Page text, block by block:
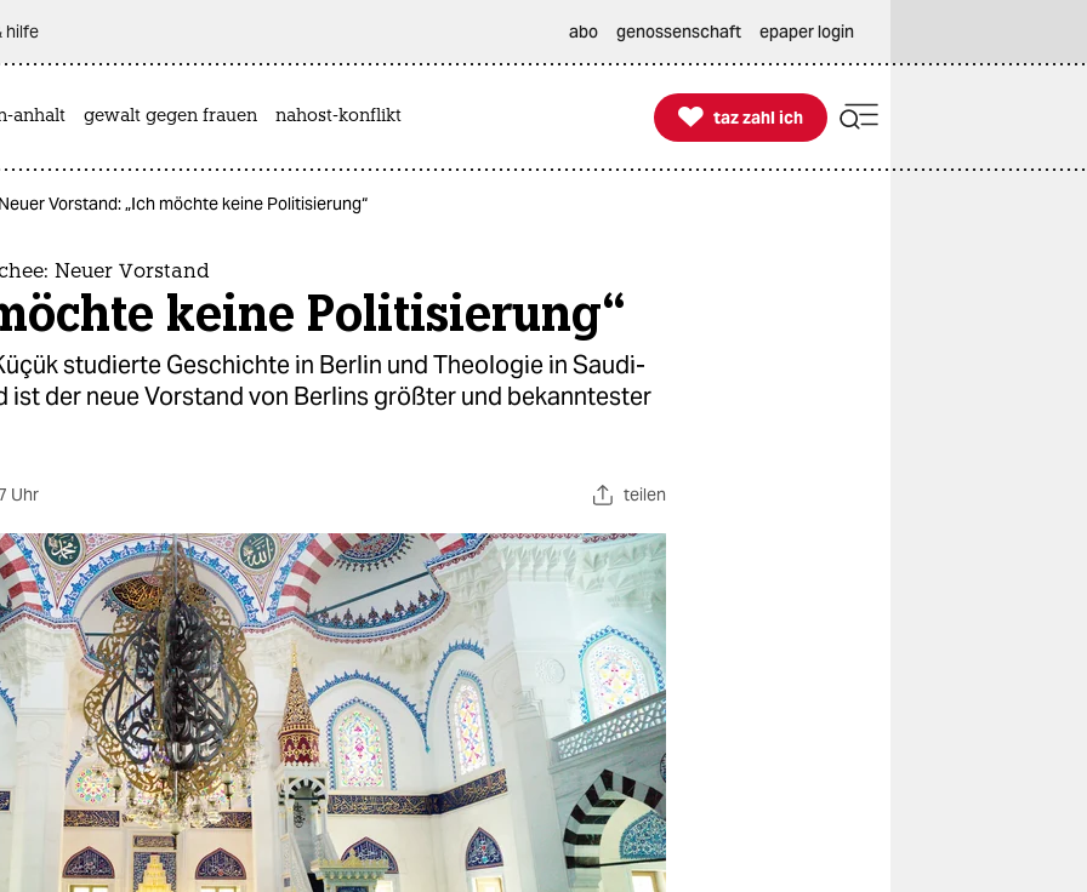
hilfe abo genossenschaft epaper login
anhalt gewalt gegen frauen nahost-konflikt 
taz zahl ich
taz zahl ich
Vorstand: „Ich möchte keine Politisierung“
Neuer Vorstand
keine Politisierung“
studierte Geschichte in Berlin und Theologie in Saudi-
ist der neue Vorstand von Berlins größter und bekanntester
Uhr teilen